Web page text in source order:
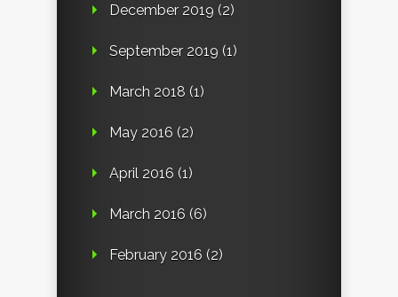
December 2019 (2)
September 2019 (1)
March 2018 (1)
May 2016 (2)
April 2016 (1)
March 2016 (6)
February 2016 (2)